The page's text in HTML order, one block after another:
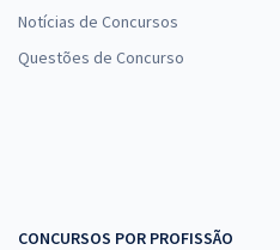
Notícias de Concursos
Questões de Concurso
CONCURSOS POR PROFISSÃO